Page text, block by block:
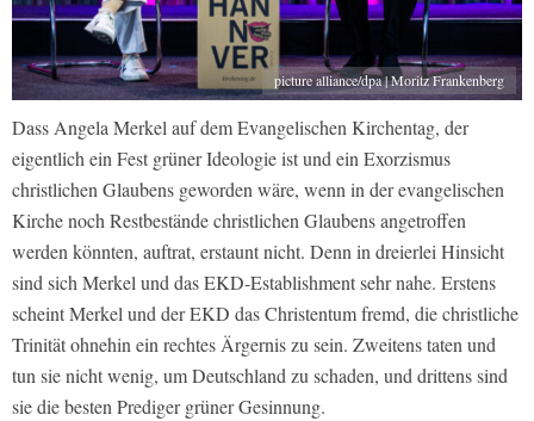
picture alliance/dpa | Moritz Frankenberg
Dass Angela Merkel auf dem Evangelischen Kirchentag, der
eigentlich ein Fest grüner Ideologie ist und ein Exorzismus
christlichen Glaubens geworden wäre, wenn in der evangelischen
Kirche noch Restbestände christlichen Glaubens angetroffen
werden könnten, auftrat, erstaunt nicht. Denn in dreierlei Hinsicht
sind sich Merkel und das EKD-Establishment sehr nahe. Erstens
scheint Merkel und der EKD das Christentum fremd, die christliche
Trinität ohnehin ein rechtes Ärgernis zu sein. Zweitens taten und
tun sie nicht wenig, um Deutschland zu schaden, und drittens sind
sie die besten Prediger grüner Gesinnung.